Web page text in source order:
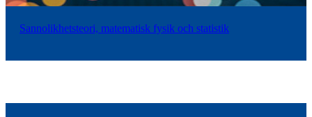
Sannolikhetsteori, matematisk fysik och statistik